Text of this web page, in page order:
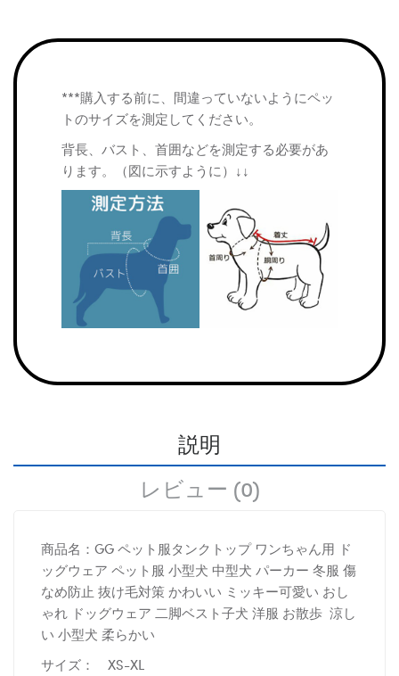
***購入する前に、間違っていないようにペッ
トのサイズを測定してください。
背長、バスト、首囲などを測定する必要があ
ります。（図に示すように）↓↓
説明
レビュー (0)
商品名：GG ペット服タンクトップ ワンちゃん用 ド
ッグウェア ペット服 小型犬 中型犬 パーカー 冬服 傷
なめ防止 抜け毛対策 かわいい ミッキー可愛い おし
ゃれ ドッグウェア 二脚ベスト子犬 洋服 お散歩 涼し
い 小型犬 柔らかい
サイズ： XS-XL